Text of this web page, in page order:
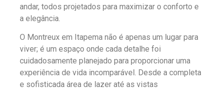
andar, todos projetados para maximizar o conforto e
a elegância.
O Montreux em Itapema não é apenas um lugar para
viver; é um espaço onde cada detalhe foi
cuidadosamente planejado para proporcionar uma
experiência de vida incomparável. Desde a completa
e sofisticada área de lazer até as vistas